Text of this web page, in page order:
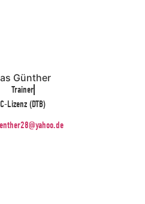
Günther
Trainer
C-Lizenz (DTB)